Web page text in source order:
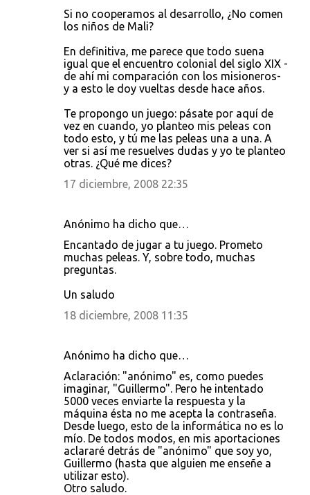
Si no cooperamos al desarrollo, ¿No comen
los niños de Mali?
En definitiva, me parece que todo suena
igual que el encuentro colonial del siglo XIX -
de ahí mi comparación con los misioneros-
y a esto le doy vueltas desde hace años.
Te propongo un juego: pásate por aquí de
vez en cuando, yo planteo mis peleas con
todo esto, y tú me las peleas una a una. A
ver si así me resuelves dudas y yo te planteo
otras. ¿Qué me dices?
17 diciembre, 2008 22:35
Anónimo ha dicho que…
Encantado de jugar a tu juego. Prometo
muchas peleas. Y, sobre todo, muchas
preguntas.
Un saludo
18 diciembre, 2008 11:35
Anónimo ha dicho que…
Aclaración: "anónimo" es, como puedes
imaginar, "Guillermo". Pero he intentado
5000 veces enviarte la respuesta y la
máquina ésta no me acepta la contraseña.
Desde luego, esto de la informática no es lo
mío. De todos modos, en mis aportaciones
aclararé detrás de "anónimo" que soy yo,
Guillermo (hasta que alguien me enseñe a
utilizar esto).
Otro saludo.